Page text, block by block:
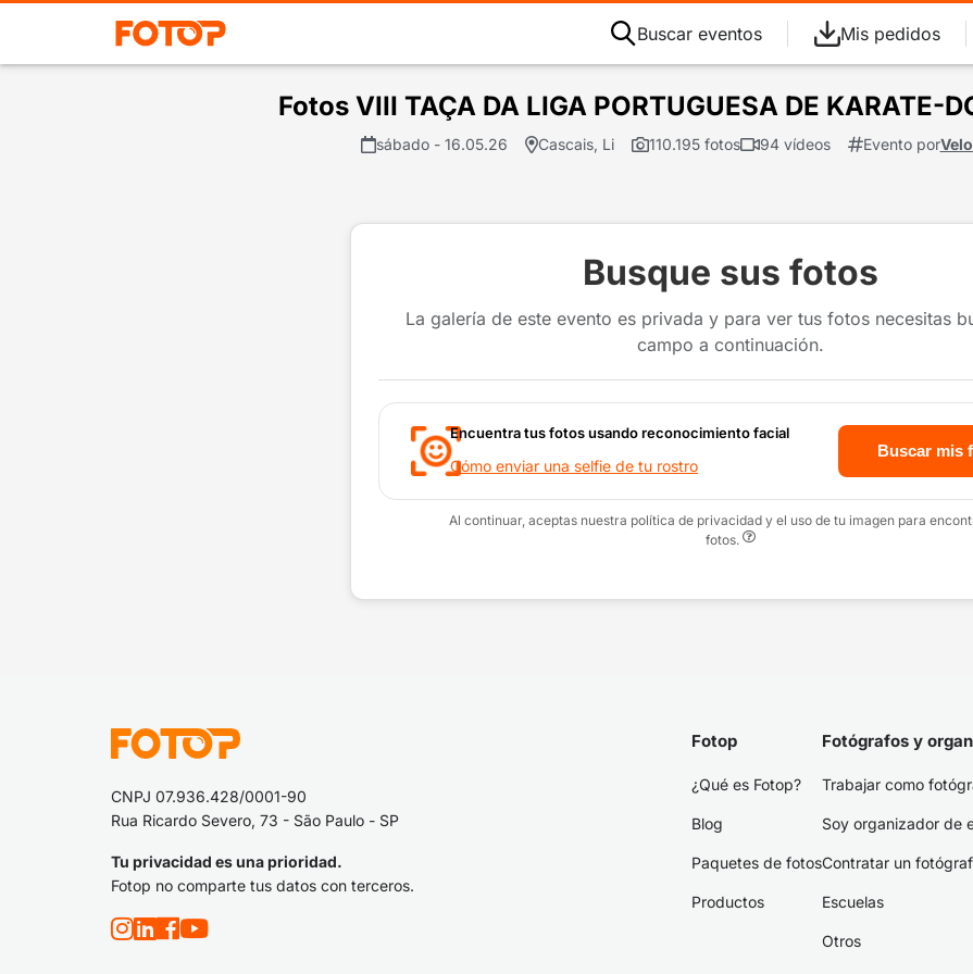
Buscar eventos Mis pedidos
Fotos VIII TAÇA DA LIGA PORTUGUESA DE KARATE-
sábado - 16.05.26 Cascais, Li 110.195 fotos 94 vídeos Evento por
Busque sus fotos
La galería de este evento es privada y para ver tus fotos necesitas
campo a continuación.
Encuentra tus fotos usando reconocimiento facial
Cómo enviar una selfie de tu rostro
Buscar mis
Al continuar, aceptas nuestra política de privacidad y el uso de tu imagen para
fotos.
CNPJ 07.936.428/0001-90
Rua Ricardo Severo, 73 - São Paulo - SP
Tu privacidad es una prioridad.
Fotop no comparte tus datos con terceros.
Fotop
¿Qué es Fotop?
Blog
Paquetes de fotos
Productos
Fotógrafos y
Trabajar como
Soy organizador de
Contratar un
Escuelas
Otros